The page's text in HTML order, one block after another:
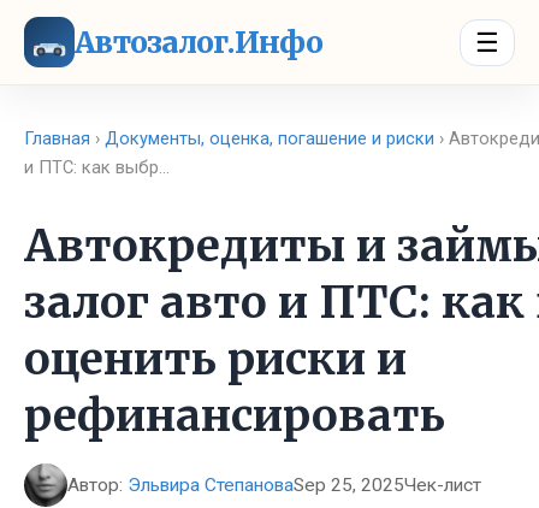
Автозалог.Инфо ☰
Главная › Документы, оценка, погашение и риски ›
и ПТС: как выбр…
Автокредиты и
залог авто и ПТС:
оценить риски и
рефинансировать
Автор: Эльвира СтепановаSep 25, 2025Чек-лист